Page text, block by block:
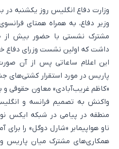
وزارت دفاع انگلیس روز یکشنبه در
وزیر دفاع، به همراه همتای
داشت که اولین نشست وزرای دفاع
این اعلام ساعاتی پس از آن
پاریس در مورد استقرار کشتی‌های
«کاظم غریب‌آبادی» معاون حقوقی و
واکنش به‌ تصمیم فرانسه و
منطقه در پیامی در شبکه ایکس
ناو هواپیمابر «شارل دوگل» را
همکاری‌های مشترک میان پاریس